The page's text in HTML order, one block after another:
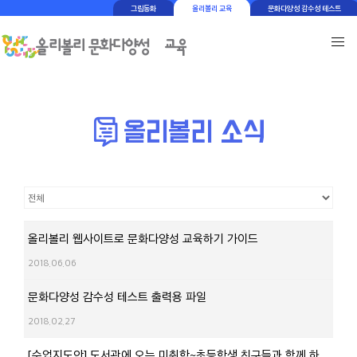
그림동화 올리볼리 교육 문화다양성 감수성 테스트
올리볼리 웹사이트로 문화다양성 교육하기 가이드
2018.06.06
문화다양성 감수성 테스트 출력용 파일
2018.02.27